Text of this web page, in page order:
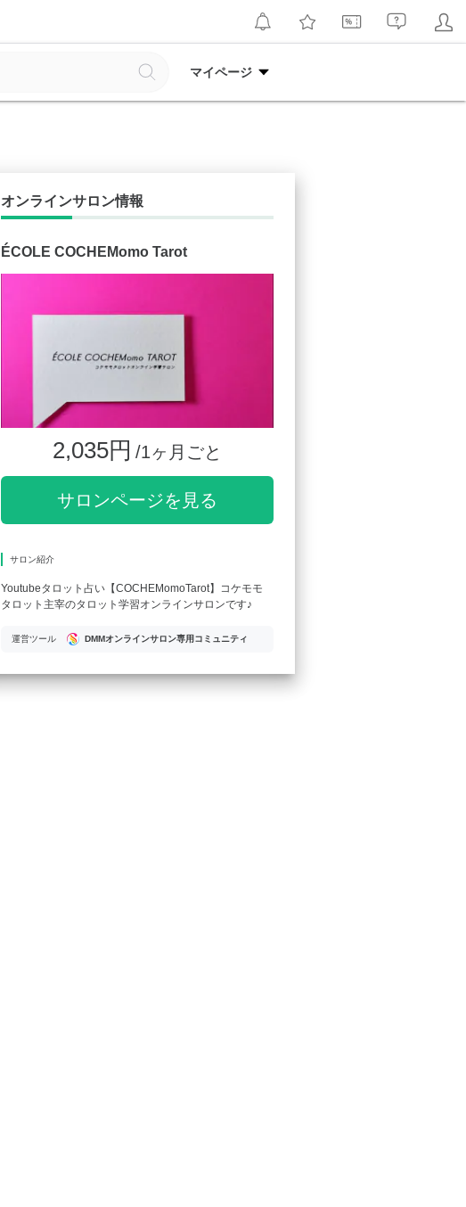
マイページ
オンラインサロン情報
ÉCOLE COCHEMomo Tarot
2,035円 /1ヶ月ごと
サロンページを見る
サロン紹介
Youtubeタロット占い【COCHEMomoTarot】コケモモ
タロット主宰のタロット学習オンラインサロンです♪
運営ツール DMMオンラインサロン専用コミュニティ